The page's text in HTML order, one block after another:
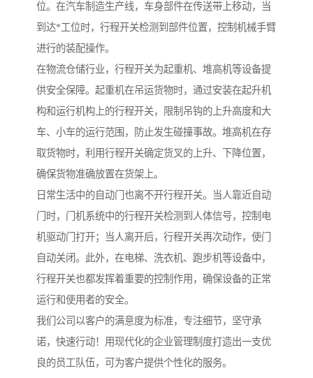
位。在汽车制造生产线，车身部件在传送带上移动，当
到达*工位时，行程开关检测到部件位置，控制机械手臂
进行的装配操作。
在物流仓储行业，行程开关为起重机、堆高机等设备提
供安全保障。起重机在吊运货物时，通过安装在起升机
构和运行机构上的行程开关，限制吊钩的上升高度和大
车、小车的运行范围，防止发生碰撞事故。堆高机在存
取货物时，利用行程开关确定货叉的上升、下降位置，
确保货物准确放置在货架上。
日常生活中的自动门也离不开行程开关。当人靠近自动
门时，门机系统中的行程开关检测到人体信号，控制电
机驱动门打开；当人离开后，行程开关再次动作，使门
自动关闭。此外，在电梯、洗衣机、跑步机等设备中，
行程开关也都发挥着重要的控制作用，确保设备的正常
运行和使用者的安全。
我们公司以客户的满意度为标准，专注细节，坚守承
诺，快速行动！用现代化的企业管理制度打造出一支优
良的员工队伍，可为客户提供个性化的服务。